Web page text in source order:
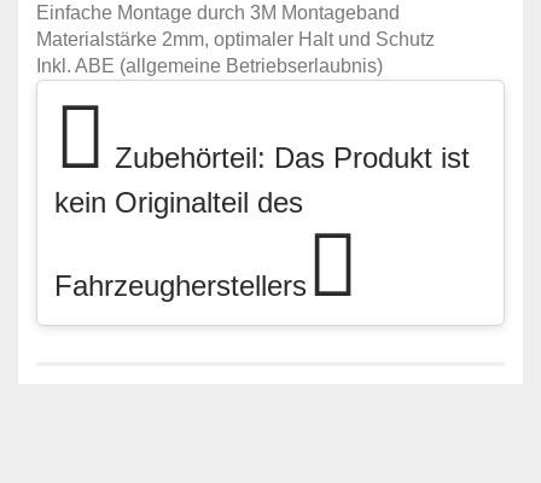
Einfache Montage durch 3M Montageband
Materialstärke 2mm, optimaler Halt und Schutz
Inkl. ABE (allgemeine Betriebserlaubnis)
Zubehörteil: Das Produkt ist
kein Originalteil des
Fahrzeugherstellers